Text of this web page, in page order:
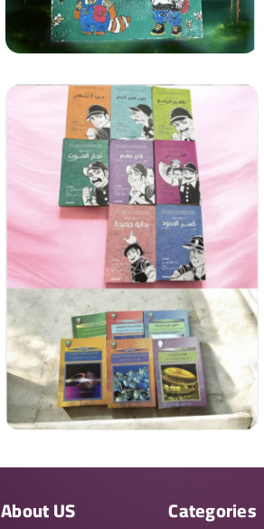
About US Categories